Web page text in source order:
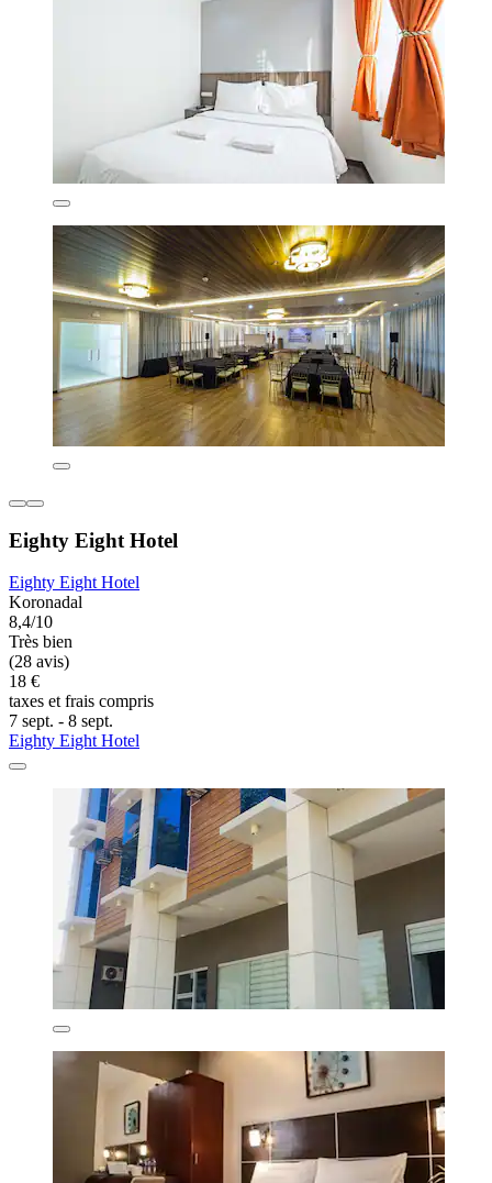
Eighty Eight Hotel
Eighty Eight Hotel
Koronadal
8,4/10
Très bien
(28 avis)
18 €
taxes et frais compris
7 sept. - 8 sept.
Eighty Eight Hotel